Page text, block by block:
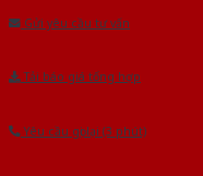
Gửi yêu cầu tư vấn
Tải báo giá tổng hợp
Yêu cầu gọi lại (3 phút)